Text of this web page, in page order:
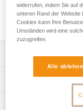
Das
Flaschenzugs
Die
App zur Kontrolle
Ablauf der PSA-
widerrufen, indem Sie auf
unteren Rand der Website
Cookies kann Ihre
Umständen wird eine
zuzugreifen.
Alle